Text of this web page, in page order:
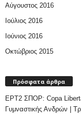
Αύγουστος 2016
Ιούλιος 2016
Ιούνιος 2016
Οκτώβριος 2015
Πρόσφατα άρθρα
ΕΡΤ2 ΣΠΟΡ: Copa
Γυμναστικής Ανδρών |